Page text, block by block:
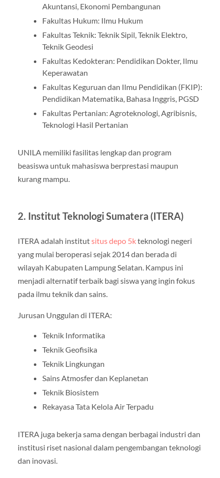
Akuntansi, Ekonomi Pembangunan
Fakultas Hukum: Ilmu Hukum
Fakultas Teknik: Teknik Sipil, Teknik Elektro,
Teknik Geodesi
Fakultas Kedokteran: Pendidikan Dokter, Ilmu
Keperawatan
Fakultas Keguruan dan Ilmu Pendidikan (FKIP):
Pendidikan Matematika, Bahasa Inggris, PGSD
Fakultas Pertanian: Agroteknologi, Agribisnis,
Teknologi Hasil Pertanian
UNILA memiliki fasilitas lengkap dan program
beasiswa untuk mahasiswa berprestasi maupun
kurang mampu.
2. Institut Teknologi Sumatera (ITERA)
ITERA adalah institutsitus depo 5kteknologi negeri
yang mulai beroperasi sejak 2014 dan berada di
wilayah Kabupaten Lampung Selatan. Kampus ini
menjadi alternatif terbaik bagi siswa yang ingin fokus
pada ilmu teknik dan sains.
Jurusan Unggulan di ITERA:
Teknik Informatika
Teknik Geofisika
Teknik Lingkungan
Sains Atmosfer dan Keplanetan
Teknik Biosistem
Rekayasa Tata Kelola Air Terpadu
ITERA juga bekerja sama dengan berbagai industri dan
institusi riset nasional dalam pengembangan teknologi
dan inovasi.